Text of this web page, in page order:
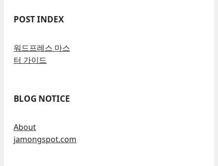
POST INDEX
워드프레스 마스
터 가이드
BLOG NOTICE
About
jamongspot.com